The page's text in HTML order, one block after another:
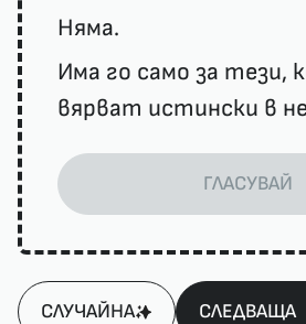
Няма.
Има го само за тези,
вярват истински в
ГЛАСУВАЙ
СЛУЧАЙНА СЛЕДВАЩА